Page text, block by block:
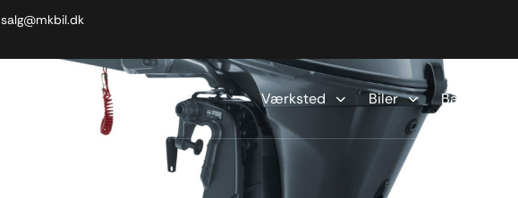
salg@mkbil.dk
Værksted Biler Både